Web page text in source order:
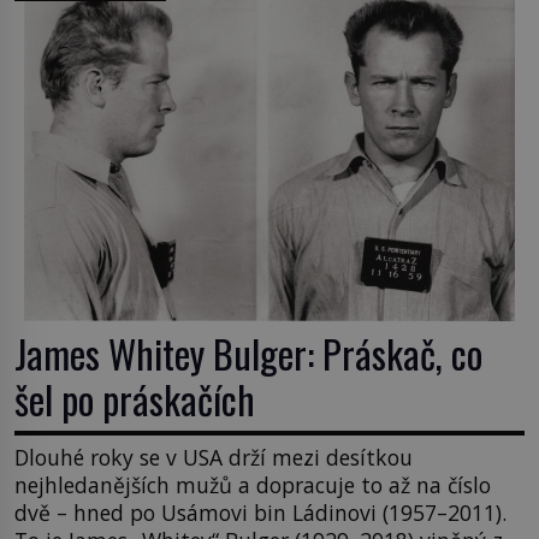
James Whitey Bulger: Práskač, co
šel po práskačích
Dlouhé roky se v USA drží mezi desítkou
nejhledanějších mužů a dopracuje to až na číslo
dvě – hned po Usámovi bin Ládinovi (1957–2011).